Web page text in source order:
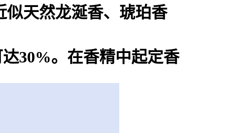
天然龙涎香、琥珀香
30%。在香精中起定香